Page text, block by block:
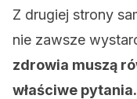
Z drugiej strony
nie zawsze
zdrowia muszą
właściwe pytania.